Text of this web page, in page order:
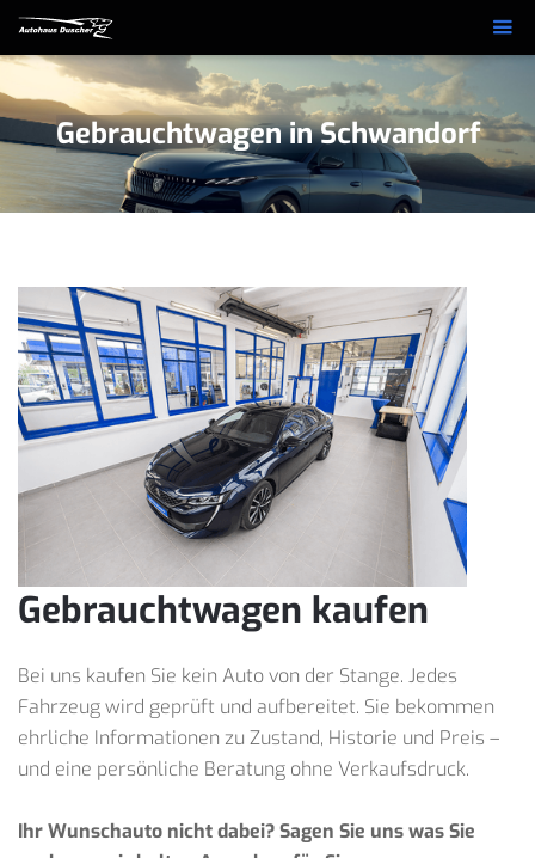
Gebrauchtwagen in Schwandorf
Gebrauchtwagen kaufen
Bei uns kaufen Sie kein Auto von der Stange. Jedes
Fahrzeug wird geprüft und aufbereitet. Sie bekommen
ehrliche Informationen zu Zustand, Historie und Preis –
und eine persönliche Beratung ohne Verkaufsdruck.
Ihr Wunschauto nicht dabei? Sagen Sie uns was Sie